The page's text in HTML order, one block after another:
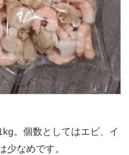
。個数としてはエビ、イ
少なめです。